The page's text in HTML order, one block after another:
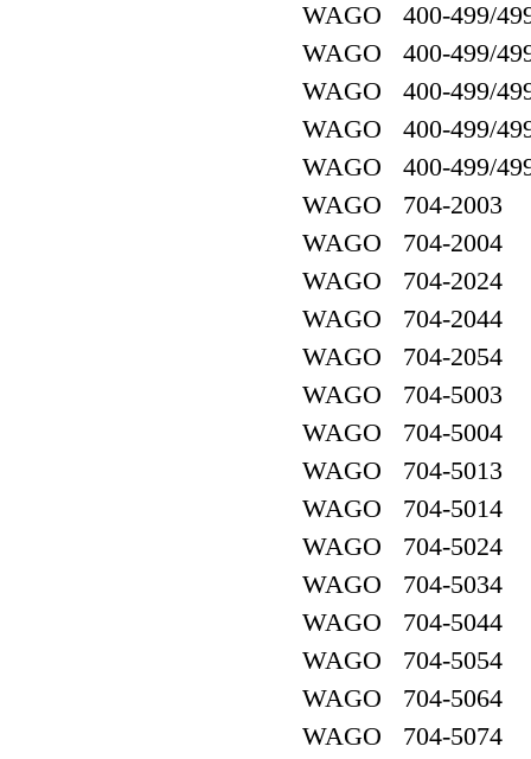
WAGO 400-499/
WAGO 400-499/
WAGO 400-499/
WAGO 400-499/
WAGO 400-499/
WAGO 704-2003
WAGO 704-2004
WAGO 704-2024
WAGO 704-2044
WAGO 704-2054
WAGO 704-5003
WAGO 704-5004
WAGO 704-5013
WAGO 704-5014
WAGO 704-5024
WAGO 704-5034
WAGO 704-5044
WAGO 704-5054
WAGO 704-5064
WAGO 704-5074